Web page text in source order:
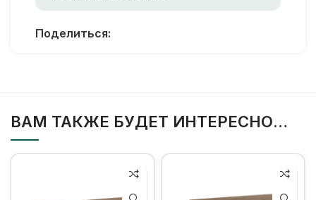
Поделиться:
ВАМ ТАКЖЕ БУДЕТ ИНТЕРЕСНО…